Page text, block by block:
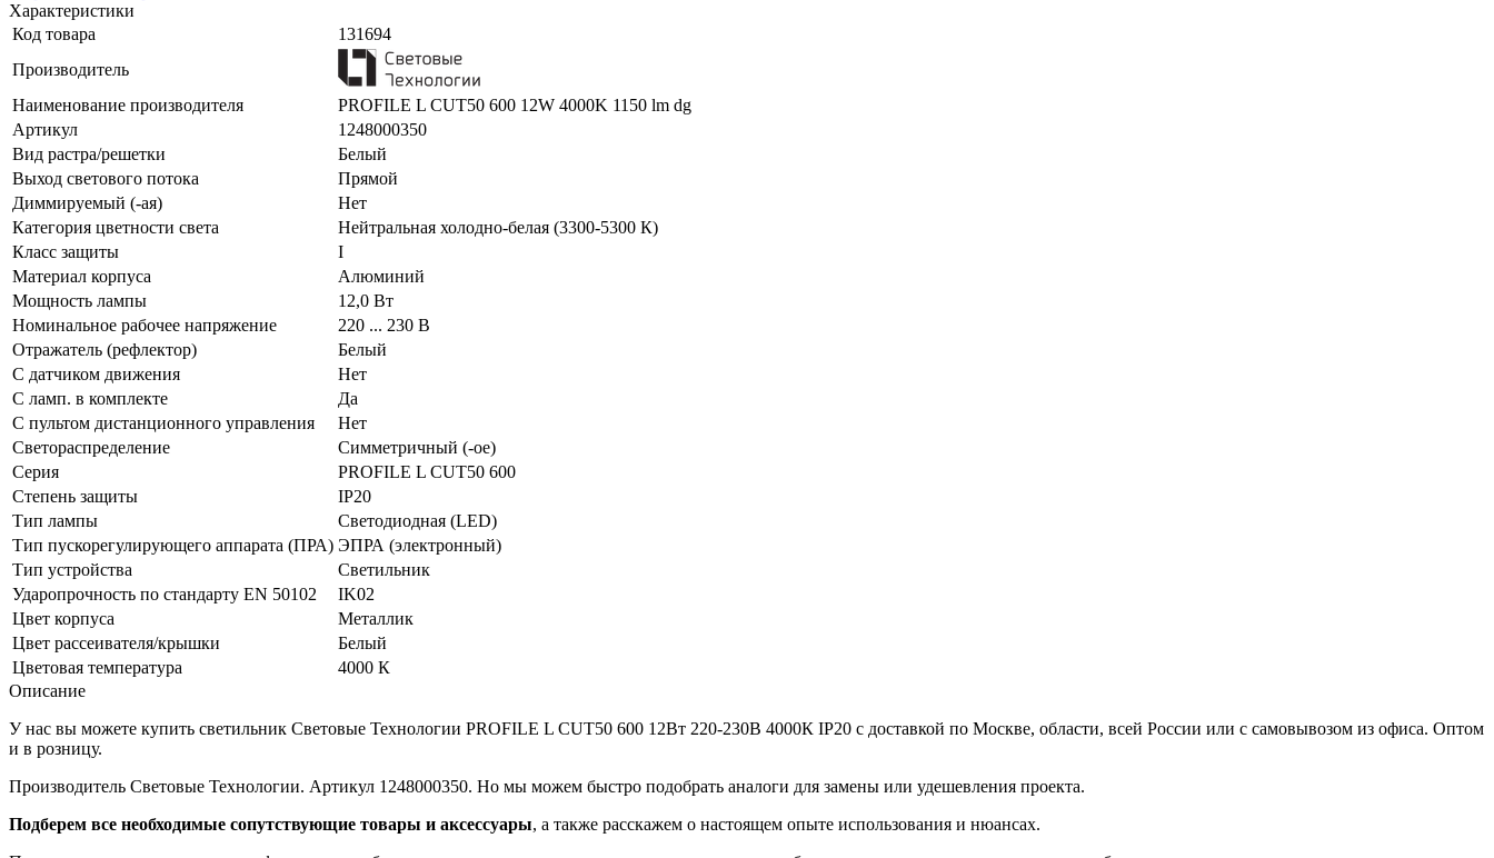
Характеристики
Код товара
131694
Производитель
Наименование производителя
PROFILE L CUT50 600 12W 4000K 1150 lm dg
Артикул
1248000350
Вид растра/решетки
Белый
Выход светового потока
Прямой
Диммируемый (-ая)
Нет
Категория цветности света
Нейтральная холодно-белая (3300-5300 К)
Класс защиты
I
Материал корпуса
Алюминий
Мощность лампы
12,0 Вт
Номинальное рабочее напряжение
220 ... 230 В
Отражатель (рефлектор)
Белый
С датчиком движения
Нет
С ламп. в комплекте
Да
С пультом дистанционного управления
Нет
Светораспределение
Симметричный (-ое)
Серия
PROFILE L CUT50 600
Степень защиты
IP20
Тип лампы
Светодиодная (LED)
Тип пускорегулирующего аппарата (ПРА) ЭПРА (электронный)
Тип устройства
Светильник
Ударопрочность по стандарту EN 50102
IK02
Цвет корпуса
Металлик
Цвет рассеивателя/крышки
Белый
Цветовая температура
4000 К
Описание
У нас вы можете купить светильник Световые Технологии PROFILE L CUT50 600 12Вт 220-230В 4000К IP20 с доставкой по Москве, области, всей России или с самовывозом из офиса. Оптом
и в розницу.
Производитель Световые Технологии. Артикул 1248000350. Но мы можем быстро подобрать аналоги для замены или удешевления проекта.
Подберем все необходимые сопутствующие товары и аксессуары, а также расскажем о настоящем опыте использования и нюансах.